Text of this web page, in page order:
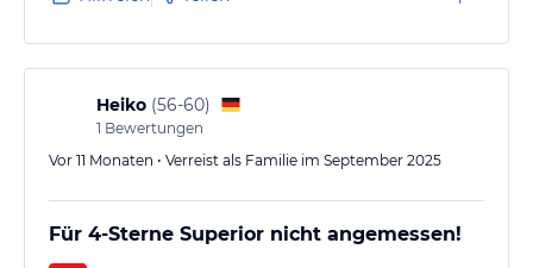
Heiko (56-60)
1 Bewertungen
Vor 11 Monaten • Verreist als Familie im September 2025
Für 4-Sterne Superior nicht angemessen!